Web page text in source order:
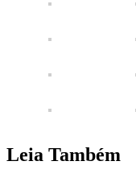
Leia Também